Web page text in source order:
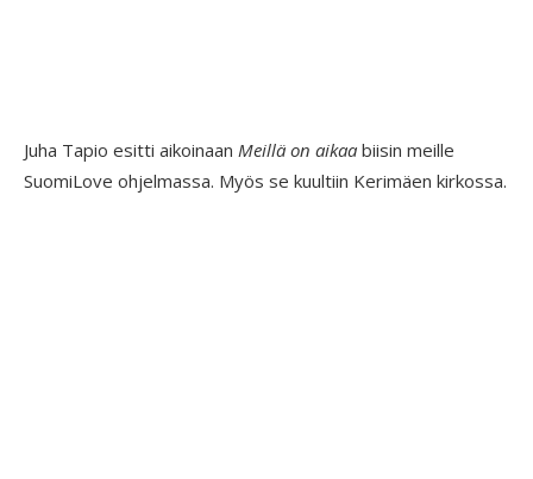
Juha Tapio esitti aikoinaan Meillä on aikaa biisin meille
SuomiLove ohjelmassa. Myös se kuultiin Kerimäen kirkossa.